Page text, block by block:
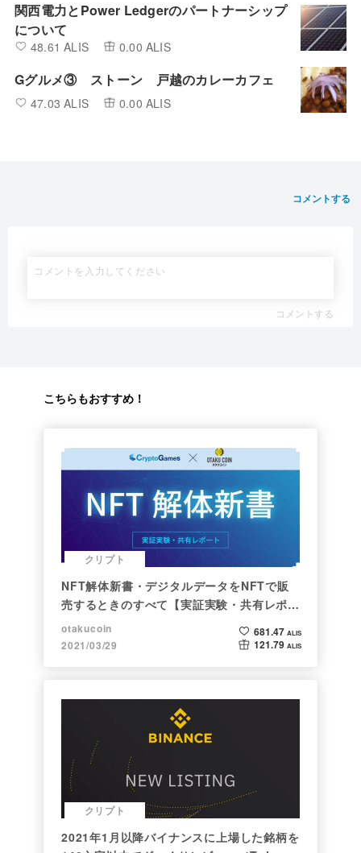
関西電力とPower Ledgerのパートナーシップ
について
48.61 ALIS 0.00 ALIS
Gグルメ③ ストーン 戸越のカレーカフェ
47.03 ALIS 0.00 ALIS
コメントする
コメントする
こちらもおすすめ！
クリプト
NFT解体新書・デジタルデータをNFTで販
売するときのすべて【実証実験・共有レポー
ト】
otakucoin
2021/03/29
681.47 ALIS
121.79 ALIS
クリプト
2021年1月以降バイナンスに上場した銘柄を